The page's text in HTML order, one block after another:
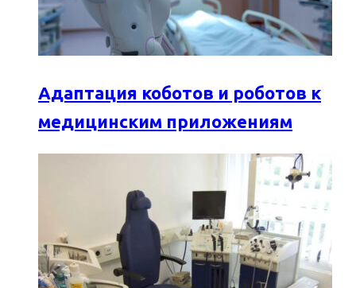
Адаптация коботов и роботов к
медицинским приложениям